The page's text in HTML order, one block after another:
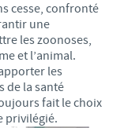
cesse, confronté
une
les zoonoses,
et l’animal.
les
de la santé
fait le choix
privilégié.